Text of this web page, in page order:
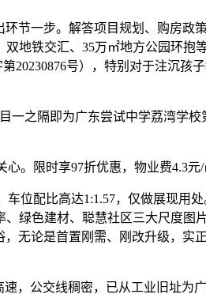
节一步。解答项目规划、购房政
地铁交汇、35万㎡地方公园环抱
20230876号），特别对于注沉孩
之隔即为广东尝试中学荔湾学校
限时享97折优惠，物业费4.3元/
位配比高达1:1.57，仅做展现用
绿色建材、聪慧社区三大尺度图
无论是首置刚需、刚改升级，实
，公交线稠密，已从工业旧址为